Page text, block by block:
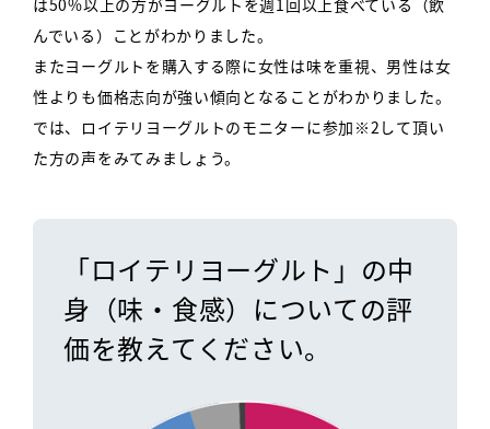
は50%以上の方がヨーグルトを週1回以上食べている（飲
んでいる）ことがわかりました。
またヨーグルトを購入する際に女性は味を重視、男性は女
性よりも価格志向が強い傾向となることがわかりました。
では、ロイテリヨーグルトのモニターに参加※2して頂い
た方の声をみてみましょう。
「ロイテリヨーグルト」の中
身（味・食感）についての評
価を教えてください。